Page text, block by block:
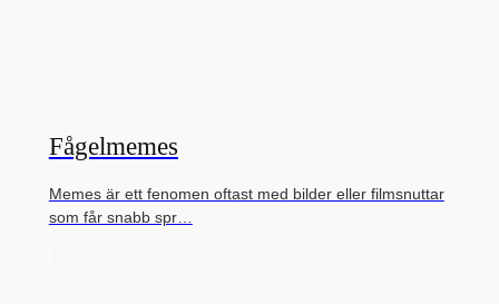
Fågelmemes
Memes är ett fenomen oftast med bilder eller filmsnuttar
som får snabb spr…